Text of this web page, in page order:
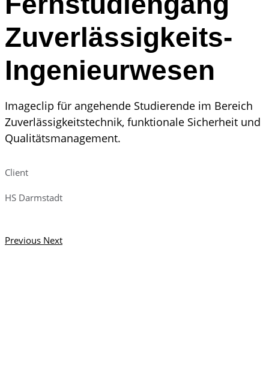
Zuverlässigkeits-
Ingenieurwesen
Imageclip für angehende Studierende im Bereich
Zuverlässigkeitstechnik, funktionale Sicherheit und
Qualitätsmanagement.
Client
HS Darmstadt
Previous Next